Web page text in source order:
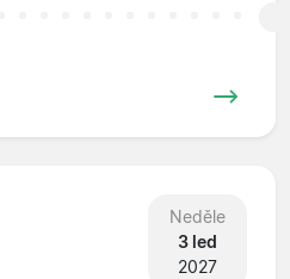
Neděle
3 led
2027